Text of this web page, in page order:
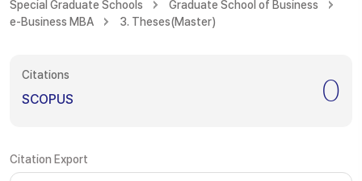
Special Graduate Schools
Graduate School of Business
e-Business MBA
3. Theses(Master)
Citations
SCOPUS 0
Citation Export